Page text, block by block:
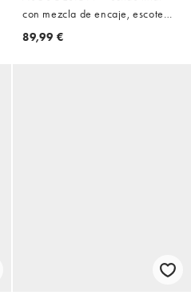
con mezcla de encaje, escote
Bardot, hombros descubiertos y
89,99 €